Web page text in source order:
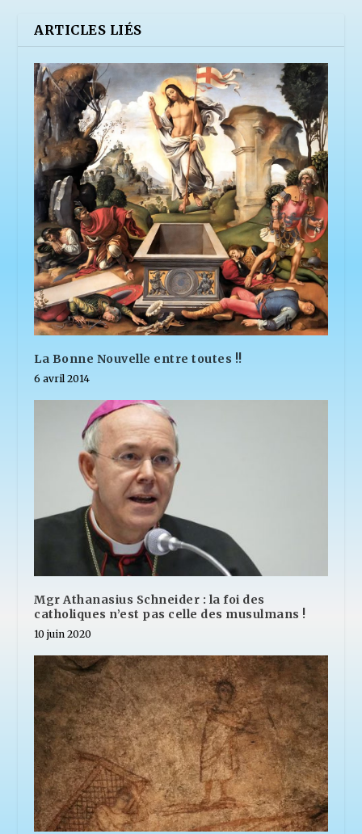
ARTICLES LIÉS
La Bonne Nouvelle entre toutes !!
6 avril 2014
Mgr Athanasius Schneider : la foi des
catholiques n’est pas celle des musulmans !
10 juin 2020